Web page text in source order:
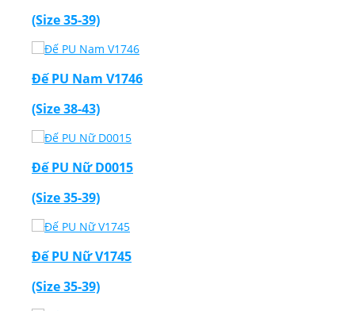
(Size 35-39)
Đế PU Nam V1746
(Size 38-43)
Đế PU Nữ D0015
(Size 35-39)
Đế PU Nữ V1745
(Size 35-39)